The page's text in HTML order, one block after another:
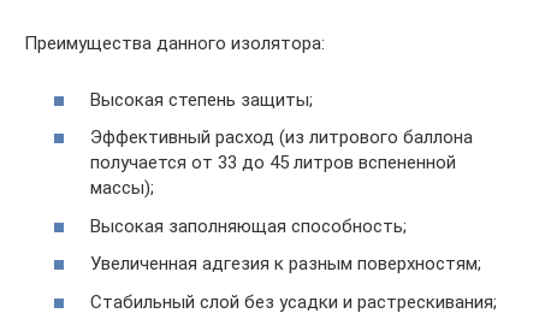
Преимущества данного изолятора:
Высокая степень защиты;
Эффективный расход (из литрового баллона
получается от 33 до 45 литров вспененной
массы);
Высокая заполняющая способность;
Увеличенная адгезия к разным поверхностям;
Стабильный слой без усадки и растрескивания;